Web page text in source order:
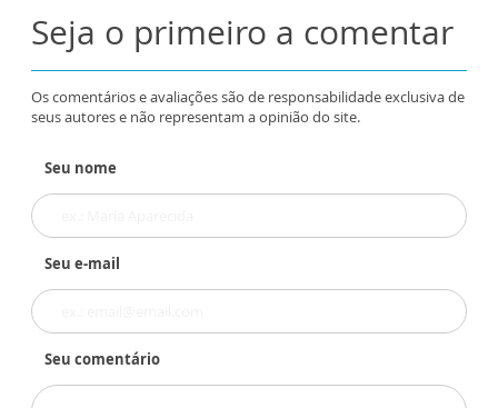
Seja o primeiro a comentar
Os comentários e avaliações são de responsabilidade exclusiva de
seus autores e não representam a opinião do site.
Seu nome
Seu e-mail
Seu comentário